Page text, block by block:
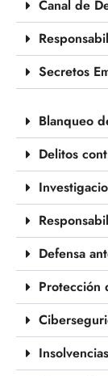
Canal de
Secretos
Blanqueo
Delitos
Defensa
Protección